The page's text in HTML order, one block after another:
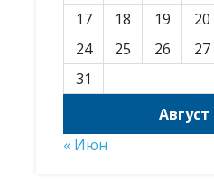
Август
17
18 19 20
24
25 26 27
31
« Июн